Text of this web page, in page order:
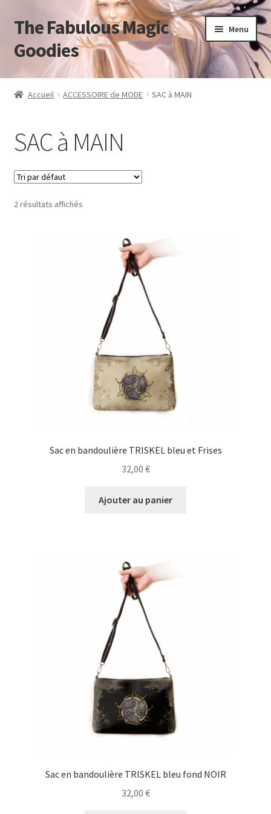
Aller
la
navigation
Aller
au
contenu
The Fabulous Magic
Goodies
Menu
Accueil
Panier
Validation de la commande
Accueil ACCESSOIRE de MODE SAC à MAIN
SAC à MAIN
2 résultats affichés
Sac en bandoulière TRISKEL bleu et Frises
32,00 €
Ajouter au panier
Sac en bandoulière TRISKEL bleu fond NOIR
32,00 €